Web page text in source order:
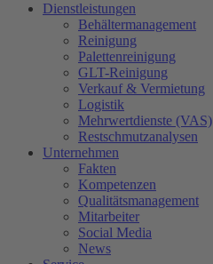
Dienstleistungen
Behältermanagement
Reinigung
Palettenreinigung
GLT-Reinigung
Verkauf & Vermietung
Logistik
Mehrwertdienste (VAS)
Restschmutzanalysen
Unternehmen
Fakten
Kompetenzen
Qualitätsmanagement
Mitarbeiter
Social Media
News